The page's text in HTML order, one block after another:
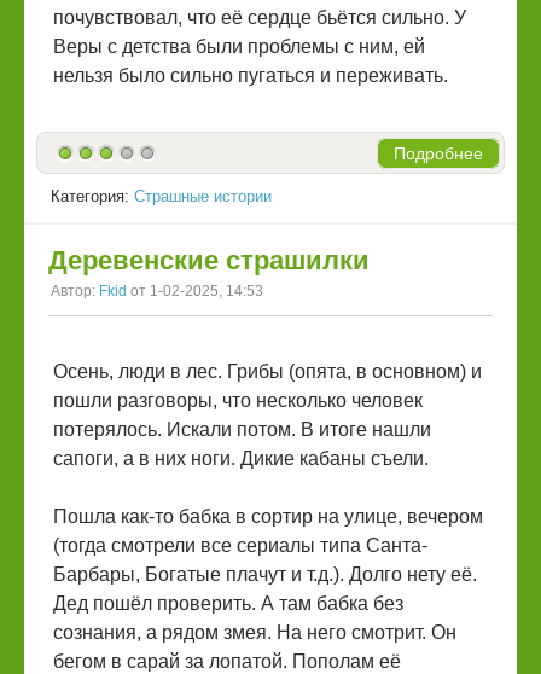
почувствовал, что её сердце бьётся сильно. У
Веры с детства были проблемы с ним, ей
нельзя было сильно пугаться и переживать.
Подробнее
Категория: Страшные истории
Деревенские страшилки
Автор: Fkid от 1-02-2025, 14:53
Осень, люди в лес. Грибы (опята, в основном) и
пошли разговоры, что несколько человек
потерялось. Искали потом. В итоге нашли
сапоги, а в них ноги. Дикие кабаны съели.
Пошла как-то бабка в сортир на улице, вечером
(тогда смотрели все сериалы типа Санта-
Барбары, Богатые плачут и т.д.). Долго нету её.
Дед пошёл проверить. А там бабка без
сознания, а рядом змея. На него смотрит. Он
бегом в сарай за лопатой. Пополам её